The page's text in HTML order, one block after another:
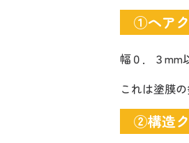
①ヘア
幅０．３mm
これは塗膜
②構造